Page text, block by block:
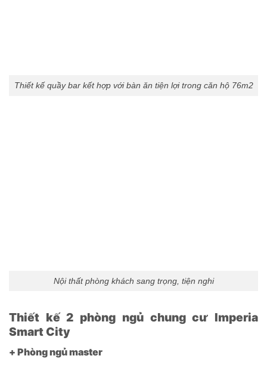
Thiết kế quầy bar kết hợp với bàn ăn tiện lợi trong căn hộ 76m2
Nội thất phòng khách sang trọng, tiện nghi
Thiết kế 2 phòng ngủ chung cư Imperia
Smart City
+ Phòng ngủ master